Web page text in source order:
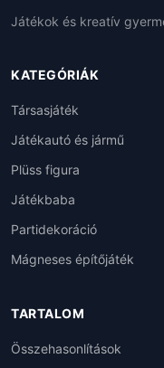
Játékok és kreatív
KATEGÓRIÁK
Társasjáték
Játékautó és jármű
Plüss figura
Játékbaba
Partidekoráció
Mágneses építőjáték
TARTALOM
Összehasonlítások